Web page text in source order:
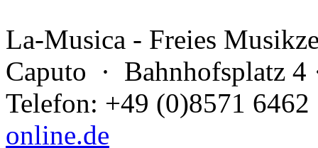
La-Musica - Freies
Caputo · Bahnhofsplatz 4
Telefon: +49 (0)8571
online.de